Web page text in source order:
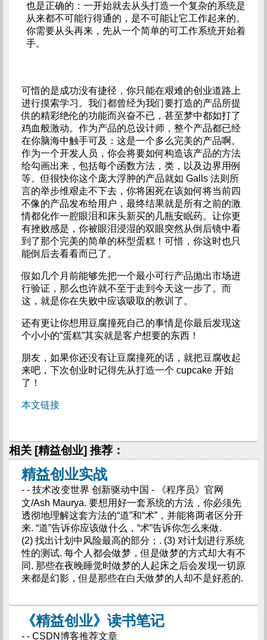
也是正确的：一开始就去从头打造一个复杂的系统是
从来都不可能行得通的，是不可能让它工作起来的。
你需要从头再来，先从一个简单的可工作系统开始着
手。
可惜的是成功没有捷径，你只能在艰难的创业道路上
进行摸索学习。我们都曾经为我们要打造的产品所提
供的精彩绝伦的功能而兴奋不已，甚至梦中都如打了
鸡血般激动。作为产品的总设计师，整个产品都已经
在你脑海中触手可及：这是一个多么完美的产品啊。
作为一个开发人员，你会将要如何构造该产品的方法
给勾画出来，包括每个函数方法，类，以及边界用例
等。但很快你这个庞大浮肿的产品就如 Galls 法则所
言的举步维艰走不下去，你将困死在该如何将当前四
不像的产品发布给用户，最终结果就是所有之前的激
情都化作一腔眼泪和床头新买的几瓶安眠药。让你更
有挫败感是，你被眼泪浸湿的双眼突然从倒后镜中看
到了那个完美的简单的杯型蛋糕！可惜，你这时也只
能倒后去看看而已了。
假如几个月前能够先把一个最小可行产品抛出市场进
行验证，那么也许就不至于走到今天这一步了。而
这，就是你在失败中应该吸取的教训了。
还有更让你想用豆腐撞死自己的事情是你最后发现这
个小小的“蛋糕”其实就是客户想要的东西！
朋友，如果你还没有让豆腐撞死的话，就把豆腐收起
来吧，下次创业时记得先从打造一个 cupcake 开始
了！
本文链接
相关 [精益创业] 推荐：
精益创业实战
- - 技术改变世界 创新驱动中国 - 《程序员》官网
文/Ash Maurya. 要想用好一套系统的方法，你必须先
透彻地理解这套方法的“道”和“术”，并能将两者区分开
来. “道”告诉你应该做什么，“术”告诉你怎么来做.
(2) 找出计划中风险最高的部分；. (3) 对计划进行系统
性的测试. 每个人都会做梦，但是做梦的方式却大有不
同. 那些在夜晚睡觉时做梦的人起床之后会发现一切原
来都是幻影，但是那些在白天做梦的人却不是好惹的.
《精益创业》读书笔记
- - CSDN博客推荐文章